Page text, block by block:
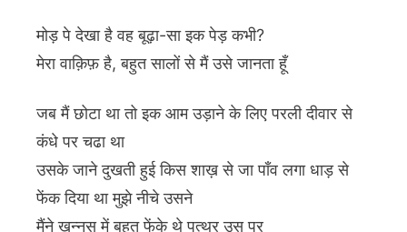
मोड़ पे देखा है वह बूढ़ा-सा इक पेड़ कभी?
मेरा वाक़िफ़ है, बहुत सालों से मैं उसे जानता हूँ
जब मैं छोटा था तो इक आम उड़ाने के लिए परली दीवार से
कंधे पर चढा था
उसके जाने दुखती हुई किस शाख़ से जा पाँव लगा धाड़ से
फेंक दिया था मुझे नीचे उसने
मैंने खुन्नस में बहुत फेंके थे पत्थर उस पर